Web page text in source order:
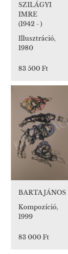
SZILÁGYI
IMRE
(1942 - )
Illusztráció,
1980
83 500 Ft
BARTA JÁNOS
Kompozíció,
1999
83 000 Ft